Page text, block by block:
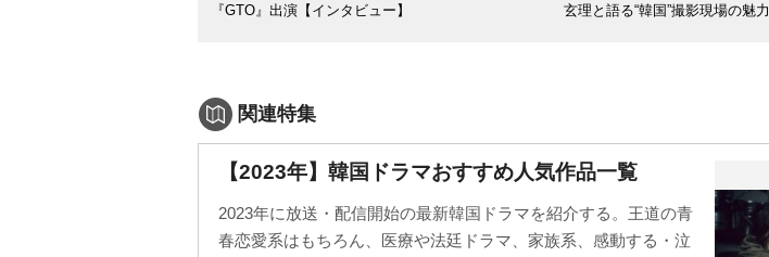
『GTO』出演【インタビュー】 玄理と語る“韓国”撮影現場の魅力
関連特集
【2023年】韓国ドラマおすすめ人気作品一覧
2023年に放送・配信開始の最新韓国ドラマを紹介する。王道の青
春恋愛系はもちろん、医療や法廷ドラマ、家族系、感動する・泣